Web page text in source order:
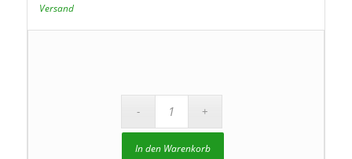
Versand
In den Warenkorb